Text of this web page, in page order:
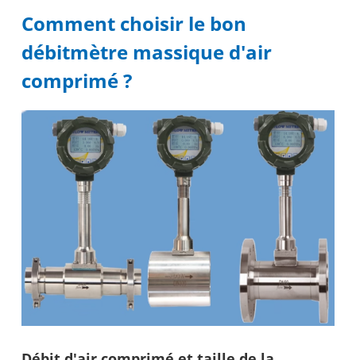
Comment choisir le bon
débitmètre massique d'air
comprimé ?